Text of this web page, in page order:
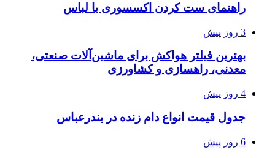
راهنمای ست کردن اکسسوری با لباس
3 روز پیش
بهترین فیلتر هواکش برای ماشین‌آلات صنعتی،
معدنی، راهسازی و کشاورزی
4 روز پیش
جدول قیمت انواع دام زنده در بندرعباس
6 روز پیش